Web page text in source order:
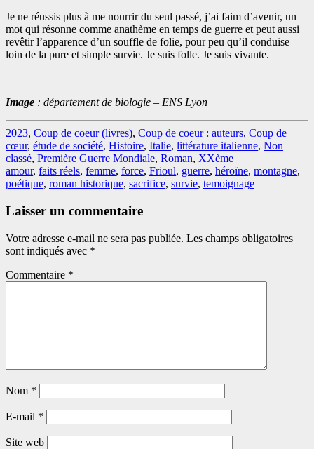
Je ne réussis plus à me nourrir du seul passé, j’ai faim d’avenir, un
mot qui résonne comme anathème en temps de guerre et peut aussi
revêtir l’apparence d’un souffle de folie, pour peu qu’il conduise
loin de la pure et simple survie. Je suis folle. Je suis vivante.
Image : département de biologie – ENS Lyon
2023, Coup de coeur (livres), Coup de coeur : auteurs, Coup de
cœur, étude de société, Histoire, Italie, littérature italienne, Non
classé, Première Guerre Mondiale, Roman, XXème
amour, faits réels, femme, force, Frioul, guerre, héroïne, montagne,
poétique, roman historique, sacrifice, survie, temoignage
Laisser un commentaire
Votre adresse e-mail ne sera pas publiée. Les champs obligatoires
sont indiqués avec *
Commentaire *
Nom *
E-mail *
Site web